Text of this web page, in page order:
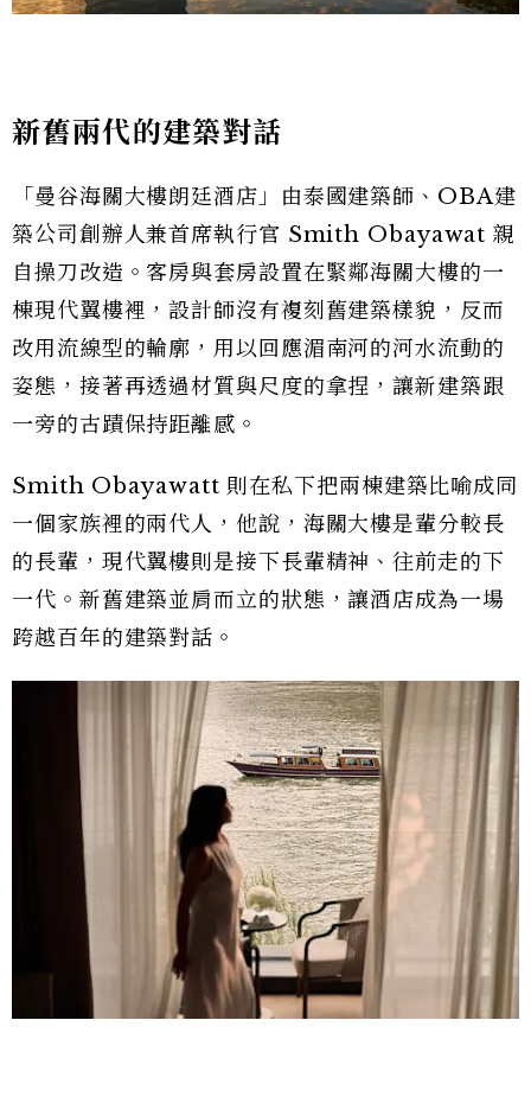
新舊兩代的建築對話
「曼谷海關大樓朗廷酒店」由泰國建築師、OBA建
築公司創辦人兼首席執行官 Smith Obayawat 親
自操刀改造。客房與套房設置在緊鄰海關大樓的一
棟現代翼樓裡，設計師沒有複刻舊建築樣貌，反而
改用流線型的輪廓，用以回應湄南河的河水流動的
姿態，接著再透過材質與尺度的拿捏，讓新建築跟
一旁的古蹟保持距離感。
Smith Obayawatt 則在私下把兩棟建築比喻成同
一個家族裡的兩代人，他說，海關大樓是輩分較長
的長輩，現代翼樓則是接下長輩精神、往前走的下
一代。新舊建築並肩而立的狀態，讓酒店成為一場
跨越百年的建築對話。